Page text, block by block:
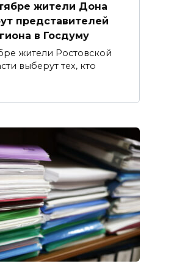
жители Дона
представителей
в Госдуму
жители Ростовской
выберут тех, кто